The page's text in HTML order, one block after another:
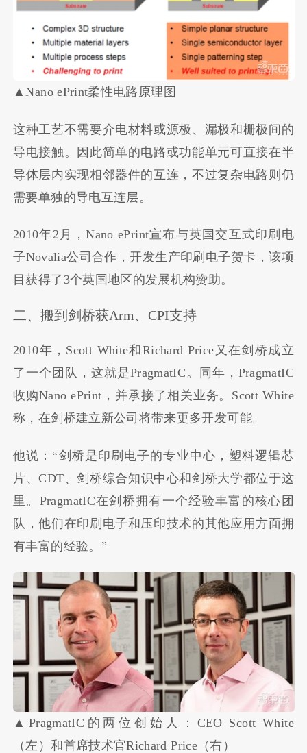
▲Nano ePrint柔性电路原理图
这种工艺不需要介电材料或源极、漏极和栅极间的
导电接触。因此简单的电路或功能单元可直接在半
导体层内实现相邻器件的互连，不过复杂电路则仍
需要单独的导电互连层。
2010年2月，Nano ePrint宣布与英国交互式印刷电
子Novalia公司合作，开发生产印刷电子贺卡，该项
目获得了3个英国地区的发展机构赞助。
二、搬到剑桥获Arm、CPI支持
2010年，Scott White和Richard Price又在剑桥成立
了一个团队，这就是PragmatIC。同年，PragmatIC
收购Nano ePrint，并承接了相关业务。Scott White
称，在剑桥建立新公司将带来更多开发可能。
他说：“剑桥是印刷电子的专业中心，塑料逻辑芯
片、CDT、剑桥综合知识中心和剑桥大学都位于这
里。PragmatIC在剑桥拥有一个经验丰富的核心团
队，他们在印刷电子和压印技术的其他应用方面拥
有丰富的经验。”
▲PragmatIC的两位创始人：CEO Scott White
（左）和首席技术官Richard Price（右）